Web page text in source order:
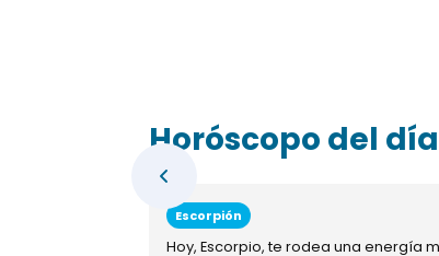
Horóscopo del día
Escorpión
Hoy, Escorpio, te rodea una energía